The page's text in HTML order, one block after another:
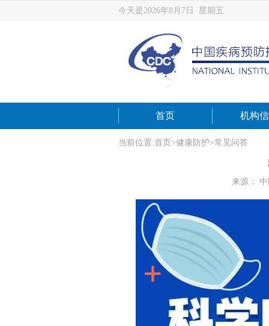
今天是2026年8月7日 星期五
首页 机构
当前位置:首页 >健康防护>常见问答
来源：